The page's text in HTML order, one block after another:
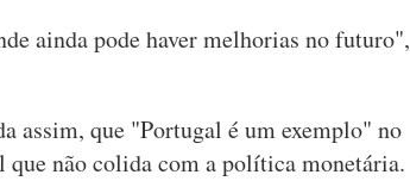
ainda pode haver melhorias no futuro",
assim, que "Portugal é um exemplo" no
que não colida com a política monetária.